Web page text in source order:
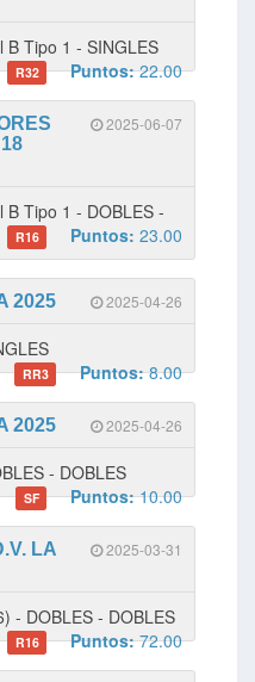
Tipo 1 - SINGLES
R32 Puntos:22.00
2025-06-07
Tipo 1 - DOBLES -
R16 Puntos: 23.00
2025-04-26
2025
RR3 Puntos:8.00
2025-04-26
2025
- DOBLES
SF Puntos:10.00
2025-03-31
LA
- DOBLES - DOBLES
R16 Puntos:72.00